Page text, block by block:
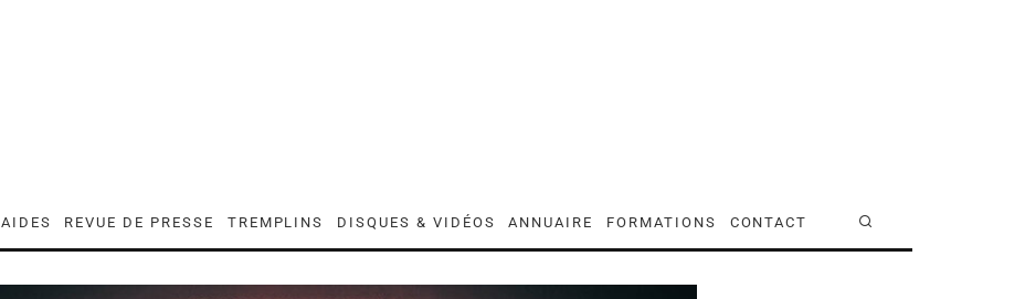
AIDES REVUE DE PRESSE TREMPLINS DISQUES & VIDÉOS ANNUAIRE FORMATIONS CONTACT